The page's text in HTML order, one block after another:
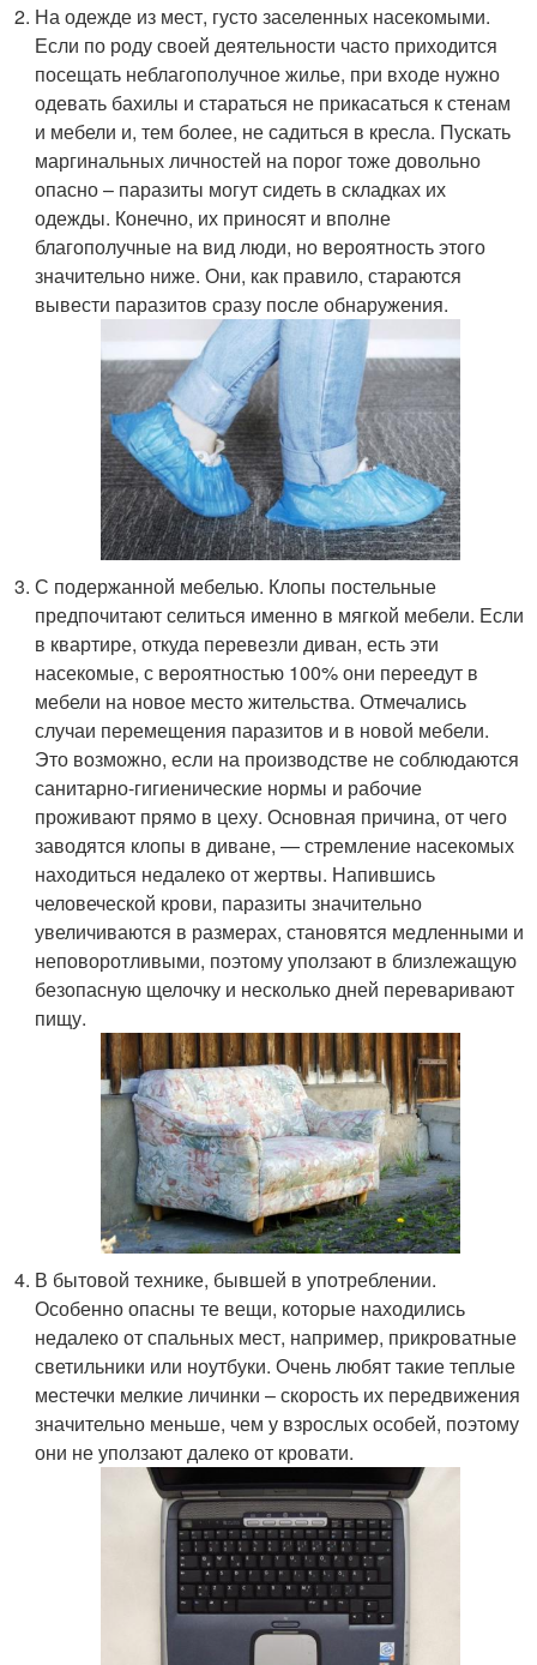
На одежде из мест, густо заселенных насекомыми.
Если по роду своей деятельности часто приходится
посещать неблагополучное жилье, при входе нужно
одевать бахилы и стараться не прикасаться к стенам
и мебели и, тем более, не садиться в кресла. Пускать
маргинальных личностей на порог тоже довольно
опасно – паразиты могут сидеть в складках их
одежды. Конечно, их приносят и вполне
благополучные на вид люди, но вероятность этого
значительно ниже. Они, как правило, стараются
вывести паразитов сразу после обнаружения.
С подержанной мебелью. Клопы постельные
предпочитают селиться именно в мягкой мебели. Если
в квартире, откуда перевезли диван, есть эти
насекомые, с вероятностью 100% они переедут в
мебели на новое место жительства. Отмечались
случаи перемещения паразитов и в новой мебели.
Это возможно, если на производстве не соблюдаются
санитарно-гигиенические нормы и рабочие
проживают прямо в цеху. Основная причина, от чего
заводятся клопы в диване, — стремление насекомых
находиться недалеко от жертвы. Напившись
человеческой крови, паразиты значительно
увеличиваются в размерах, становятся медленными и
неповоротливыми, поэтому уползают в близлежащую
безопасную щелочку и несколько дней переваривают
пищу.
В бытовой технике, бывшей в употреблении.
Особенно опасны те вещи, которые находились
недалеко от спальных мест, например, прикроватные
светильники или ноутбуки. Очень любят такие теплые
местечки мелкие личинки – скорость их передвижения
значительно меньше, чем у взрослых особей, поэтому
они не уползают далеко от кровати.